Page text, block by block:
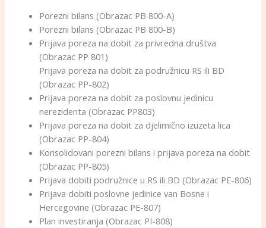
Porezni bilans (Obrazac PB 800-A)
Porezni bilans (Obrazac PB 800-B)
Prijava poreza na dobit za privredna društva
(Obrazac PP 801)
Prijava poreza na dobit za podružnicu RS ili BD
(Obrazac PP-802)
Prijava poreza na dobit za poslovnu jedinicu
nerezidenta (Obrazac PP803)
Prijava poreza na dobit za djelimično izuzeta lica
(Obrazac PP-804)
Konsolidovani porezni bilans i prijava poreza na dobit
(Obrazac PP-805)
Prijava dobiti podružnice u RS ili BD (Obrazac PE-806)
Prijava dobiti poslovne jedinice van Bosne i
Hercegovine (Obrazac PE-807)
Plan investiranja (Obrazac PI-808)